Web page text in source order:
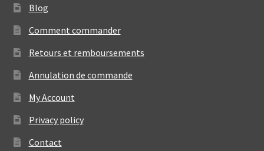
Blog
Comment commander
Retours et remboursements
Annulation de commande
My Account
Privacy policy
Contact